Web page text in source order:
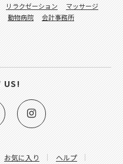
お気に入り
ヘルプ
リラクゼーション
マッサージ
動物病院
会計事務所
US!